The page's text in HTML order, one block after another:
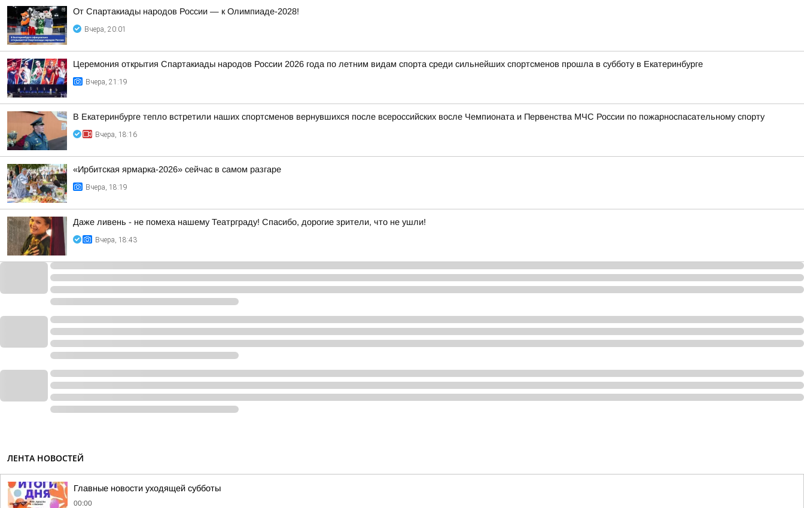
От Спартакиады народов России — к Олимпиаде-2028!
Вчера, 20:01
Церемония открытия Спартакиады народов России 2026 года по летним видам спорта среди сильнейших спортсменов прошла в субботу в Екатеринбурге
Вчера, 21:19
В Екатеринбурге тепло встретили наших спортсменов вернувшихся после всероссийских восле Чемпионата и Первенства МЧС России по пожарноспасательному спорту
Вчера, 18:16
«Ирбитская ярмарка-2026» сейчас в самом разгаре
Вчера, 18:19
Даже ливень - не помеха нашему Театрграду! Спасибо, дорогие зрители, что не ушли!
Вчера, 18:43
ЛЕНТА НОВОСТЕЙ
Главные новости уходящей субботы
00:00